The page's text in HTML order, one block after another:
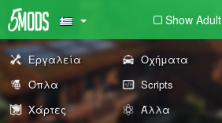
Show Adult
Εργαλεία Οχήματα
Όπλα
Scripts
Χάρτες
Άλλα